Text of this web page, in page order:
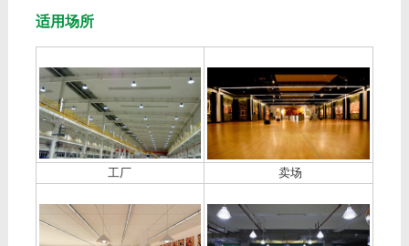
适用场所
工厂 卖场